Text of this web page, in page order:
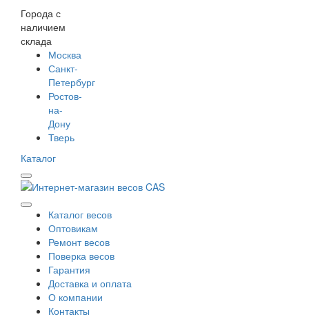
Города с
наличием
склада
Москва
Санкт-
Петербург
Ростов-
на-
Дону
Тверь
Каталог
Каталог весов
Оптовикам
Ремонт весов
Поверка весов
Гарантия
Доставка и оплата
О компании
Контакты